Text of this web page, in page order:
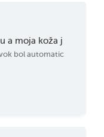
a moja koža j
bol automatic